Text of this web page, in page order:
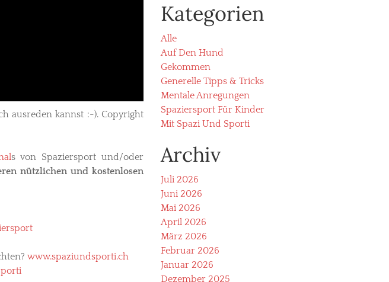
ausreden kannst :-). Copyright
s von Spaziersport und/oder
nützlichen und kostenlosen
www.spaziundsporti.ch
Kategorien
Alle
Auf Den Hund
Gekommen
Generelle Tipps & Tricks
Mentale Anregungen
Spaziersport Für Kinder
Mit Spazi Und Sporti
Archiv
Juli 2026
Juni 2026
Mai 2026
April 2026
März 2026
Februar 2026
Januar 2026
Dezember 2025